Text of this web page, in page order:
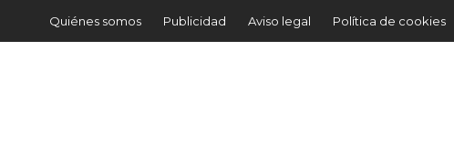
Quiénes somos Publicidad Aviso legal Política de cookies